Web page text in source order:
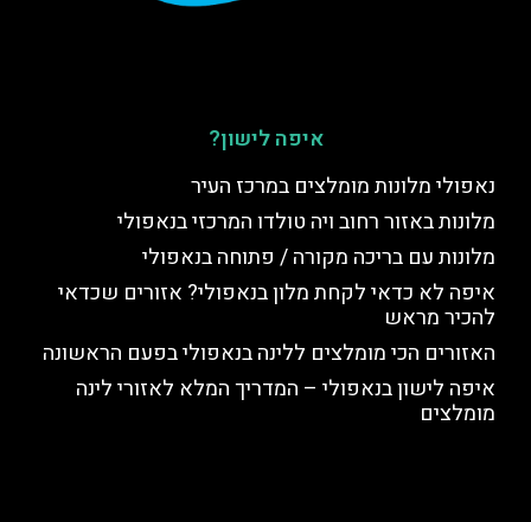
איפה לישון?
נאפולי מלונות מומלצים במרכז העיר
מלונות באזור רחוב ויה טולדו המרכזי בנאפולי
מלונות עם בריכה מקורה / פתוחה בנאפולי
איפה לא כדאי לקחת מלון בנאפולי? אזורים שכדאי
להכיר מראש
האזורים הכי מומלצים ללינה בנאפולי בפעם הראשונה
איפה לישון בנאפולי – המדריך המלא לאזורי לינה
מומלצים